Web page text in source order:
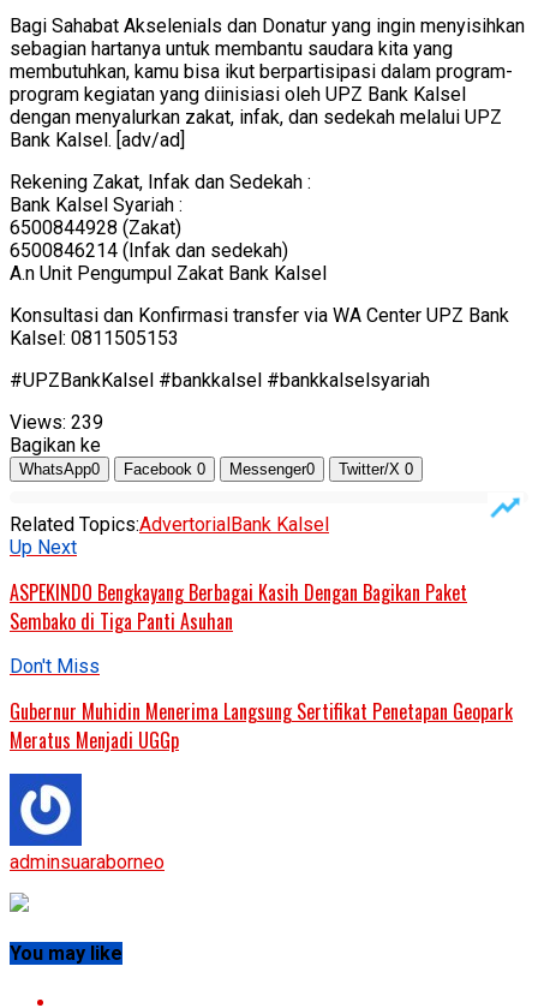
Bagi Sahabat Akselenials dan Donatur yang ingin menyisihkan
sebagian hartanya untuk membantu saudara kita yang
membutuhkan, kamu bisa ikut berpartisipasi dalam program-
program kegiatan yang diinisiasi oleh UPZ Bank Kalsel
dengan menyalurkan zakat, infak, dan sedekah melalui UPZ
Bank Kalsel. [adv/ad]
Rekening Zakat, Infak dan Sedekah :
Bank Kalsel Syariah :
6500844928 (Zakat)
6500846214 (Infak dan sedekah)
A.n Unit Pengumpul Zakat Bank Kalsel
Konsultasi dan Konfirmasi transfer via WA Center UPZ Bank
Kalsel: 0811505153
#UPZBankKalsel #bankkalsel #bankkalselsyariah
Views: 239
Bagikan ke
WhatsApp0 Facebook 0 Messenger0 Twitter/X 0
Related Topics:AdvertorialBank Kalsel
Up Next
ASPEKINDO Bengkayang Berbagai Kasih Dengan Bagikan Paket
Sembako di Tiga Panti Asuhan
Don't Miss
Gubernur Muhidin Menerima Langsung Sertifikat Penetapan Geopark
Meratus Menjadi UGGp
adminsuaraborneo
You may like